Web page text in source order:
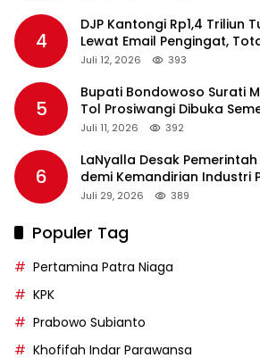
4
DJP Kantongi Rp1,4 Triliun
Lewat Email Pengingat,
Rp36 Triliun
Juli 12, 2026 393
5
Bupati Bondowoso Surati
Tol Prosiwangi Dibuka
Juli 11, 2026 392
6
LaNyalla Desak Pemerintah
demi Kemandirian Industri
Juli 29, 2026 389
Populer Tag
Pertamina Patra Niaga
KPK
Prabowo Subianto
Khofifah Indar Parawansa